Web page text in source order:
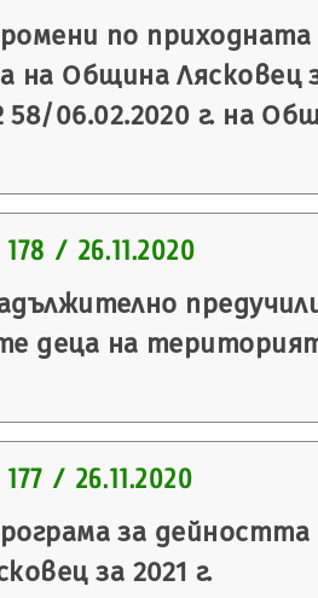
по
на Община Лясковец
06.02.2020 г. на
178 / 26.11.2020
деца на
177 / 26.11.2020
за
за 2021 г.